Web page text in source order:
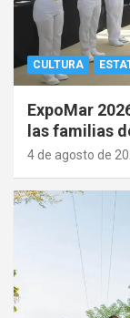
CULTURA
ExpoMar
las familias
4 de agosto de